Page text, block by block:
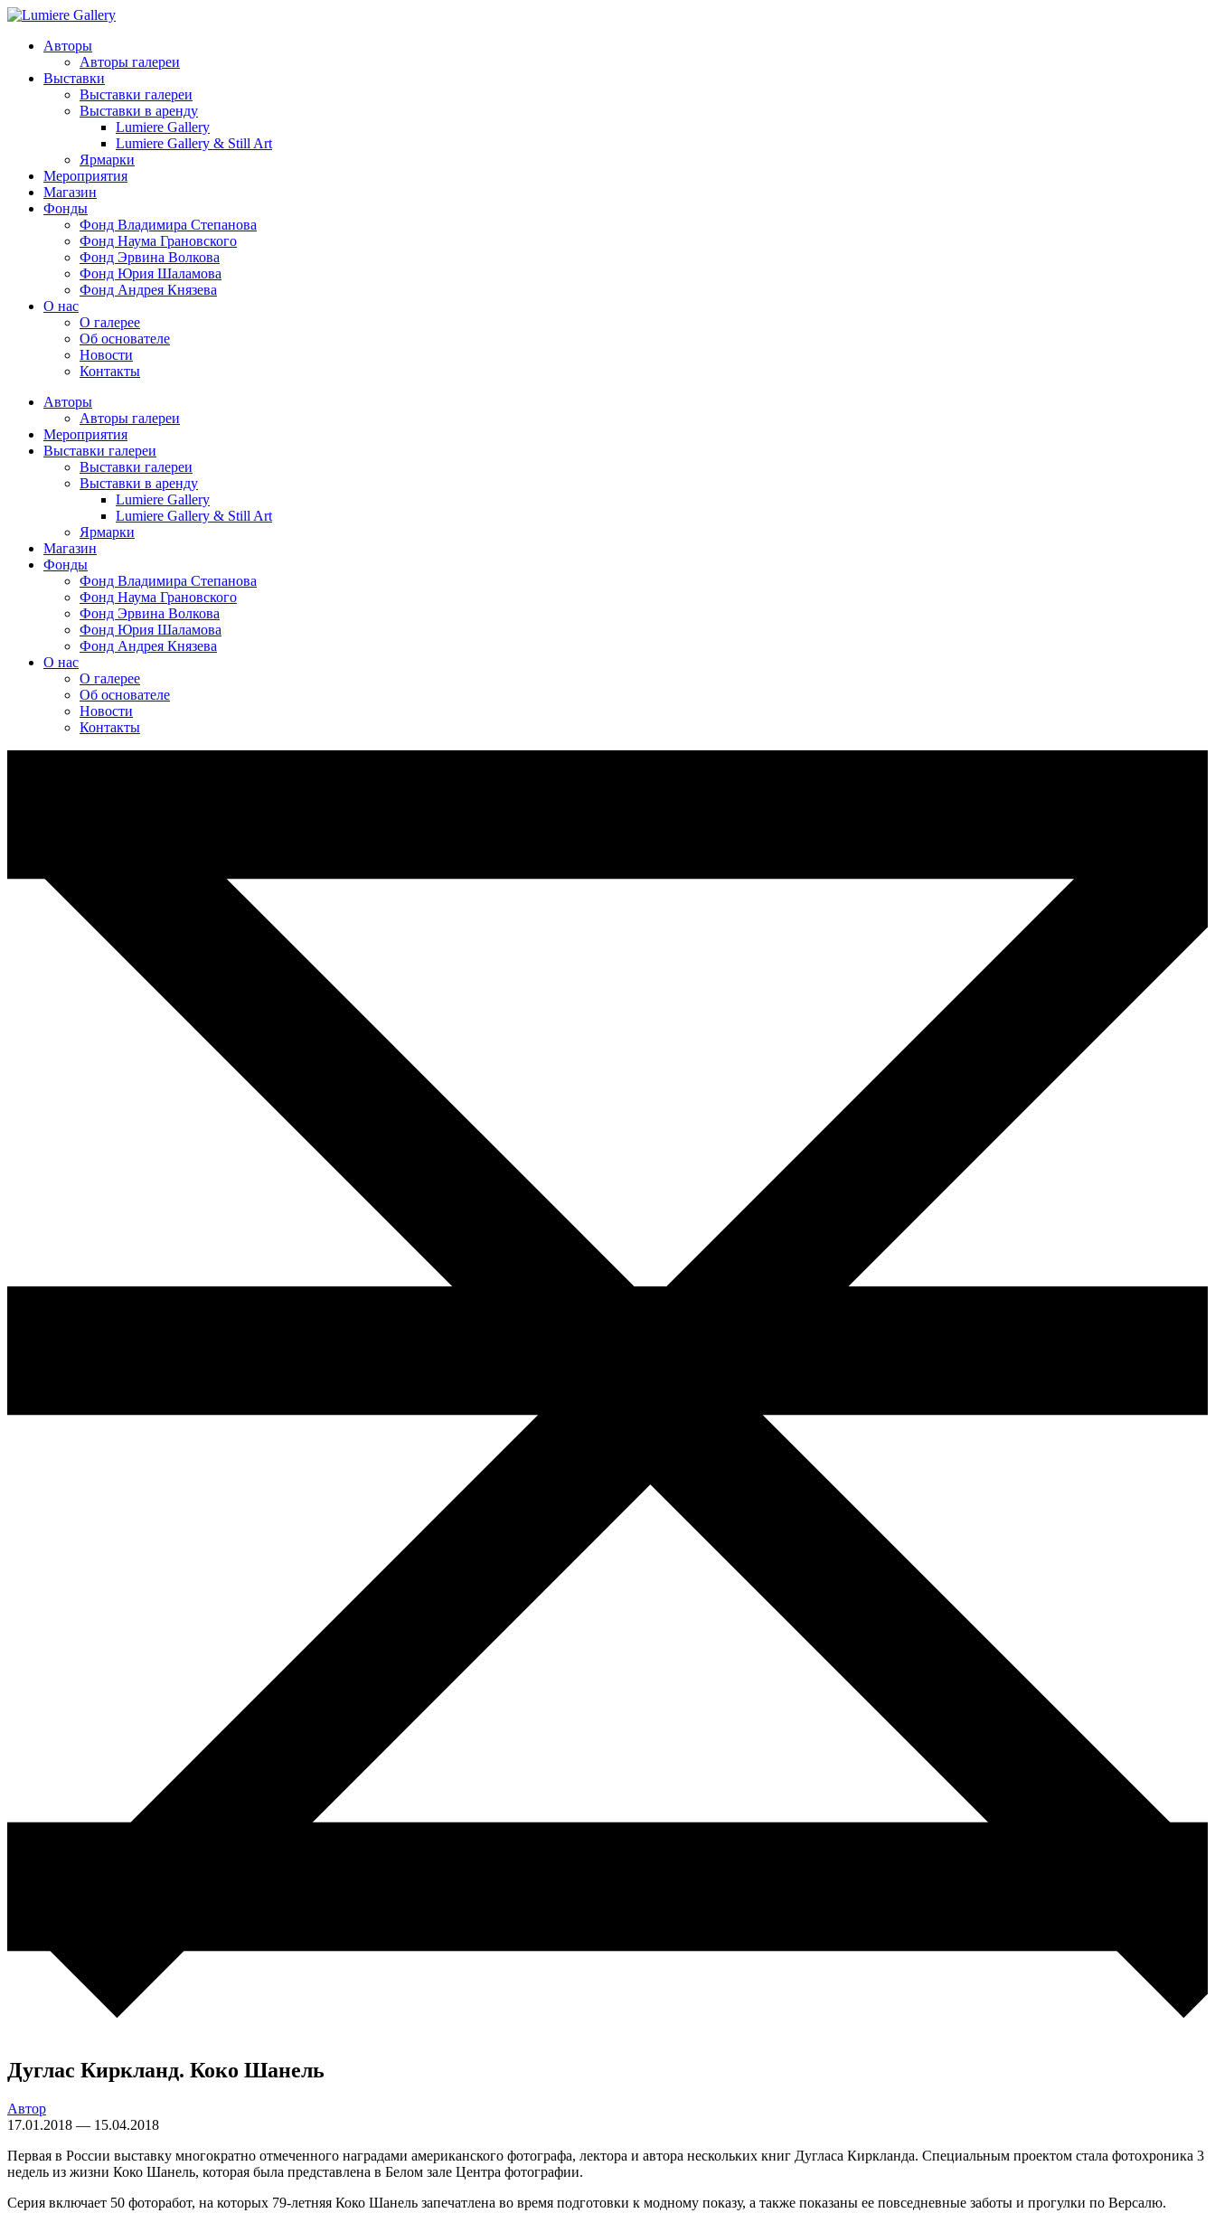
Авторы
Авторы галереи
Выставки
Выставки галереи
Выставки в аренду
Lumiere Gallery
Lumiere Gallery & Still Art
Ярмарки
Мероприятия
Магазин
Фонды
Фонд Владимира Степанова
Фонд Наума Грановского
Фонд Эрвина Волкова
Фонд Юрия Шаламова
Фонд Андрея Князева
О нас
О галерее
Об основателе
Новости
Контакты
Авторы
Авторы галереи
Мероприятия
Выставки галереи
Выставки галереи
Выставки в аренду
Lumiere Gallery
Lumiere Gallery & Still Art
Ярмарки
Магазин
Фонды
Фонд Владимира Степанова
Фонд Наума Грановского
Фонд Эрвина Волкова
Фонд Юрия Шаламова
Фонд Андрея Князева
О нас
О галерее
Об основателе
Новости
Контакты
Дуглас Киркланд. Коко Шанель
Автор
17.01.2018 — 15.04.2018
Первая в России выставку многократно отмеченного наградами американского фотографа, лектора и автора нескольких книг Дугласа Киркланда. Специальным проектом стала фотохроника 3
недель из жизни Коко Шанель, которая была представлена в Белом зале Центра фотографии.
Серия включает 50 фоторабот, на которых 79-летняя Коко Шанель запечатлена во время подготовки к модному показу, а также показаны ее повседневные заботы и прогулки по Версалю.